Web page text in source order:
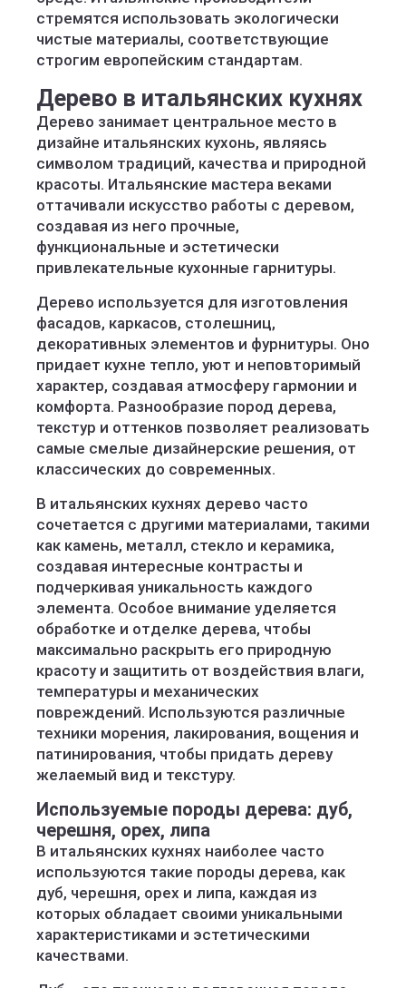
стремятся использовать экологически
чистые материалы, соответствующие
строгим европейским стандартам.
Дерево в итальянских кухнях
Дерево занимает центральное место в
дизайне итальянских кухонь, являясь
символом традиций, качества и природной
красоты. Итальянские мастера веками
оттачивали искусство работы с деревом,
создавая из него прочные,
функциональные и эстетически
привлекательные кухонные гарнитуры.
Дерево используется для изготовления
фасадов, каркасов, столешниц,
декоративных элементов и фурнитуры. Оно
придает кухне тепло, уют и неповторимый
характер, создавая атмосферу гармонии и
комфорта. Разнообразие пород дерева,
текстур и оттенков позволяет реализовать
самые смелые дизайнерские решения, от
классических до современных.
В итальянских кухнях дерево часто
сочетается с другими материалами, такими
как камень, металл, стекло и керамика,
создавая интересные контрасты и
подчеркивая уникальность каждого
элемента. Особое внимание уделяется
обработке и отделке дерева, чтобы
максимально раскрыть его природную
красоту и защитить от воздействия влаги,
температуры и механических
повреждений. Используются различные
техники морения, лакирования, вощения и
патинирования, чтобы придать дереву
желаемый вид и текстуру.
Используемые породы дерева: дуб,
черешня, орех, липа
В итальянских кухнях наиболее часто
используются такие породы дерева, как
дуб, черешня, орех и липа, каждая из
которых обладает своими уникальными
характеристиками и эстетическими
качествами.